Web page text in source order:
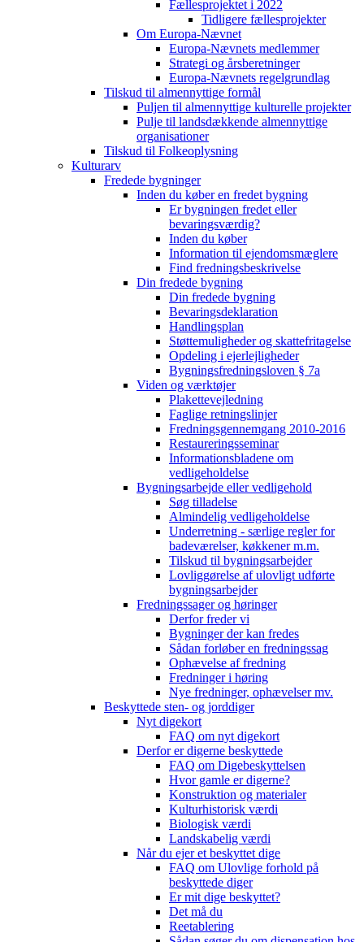
Fællesprojektet i 2022
Tidligere fællesprojekter
Om Europa-Nævnet
Europa-Nævnets medlemmer
Strategi og årsberetninger
Europa-Nævnets regelgrundlag
Tilskud til almennyttige formål
Puljen til almennyttige kulturelle projekter
Pulje til landsdækkende almennyttige
organisationer
Tilskud til Folkeoplysning
Kulturarv
Fredede bygninger
Inden du køber en fredet bygning
Er bygningen fredet eller
bevaringsværdig?
Inden du køber
Information til ejendomsmæglere
Find fredningsbeskrivelse
Din fredede bygning
Din fredede bygning
Bevaringsdeklaration
Handlingsplan
Støttemuligheder og skattefritagelse
Opdeling i ejerlejligheder
Bygningsfredningsloven § 7a
Viden og værktøjer
Plakettevejledning
Faglige retningslinjer
Fredningsgennemgang 2010-2016
Restaureringsseminar
Informationsbladene om
vedligeholdelse
Bygningsarbejde eller vedligehold
Søg tilladelse
Almindelig vedligeholdelse
Underretning - særlige regler for
badeværelser, køkkener m.m.
Tilskud til bygningsarbejder
Lovliggørelse af ulovligt udførte
bygningsarbejder
Fredningssager og høringer
Derfor freder vi
Bygninger der kan fredes
Sådan forløber en fredningssag
Ophævelse af fredning
Fredninger i høring
Nye fredninger, ophævelser mv.
Beskyttede sten- og jorddiger
Nyt digekort
FAQ om nyt digekort
Derfor er digerne beskyttede
FAQ om Digebeskyttelsen
Hvor gamle er digerne?
Konstruktion og materialer
Kulturhistorisk værdi
Biologisk værdi
Landskabelig værdi
Når du ejer et beskyttet dige
FAQ om Ulovlige forhold på
beskyttede diger
Er mit dige beskyttet?
Det må du
Reetablering